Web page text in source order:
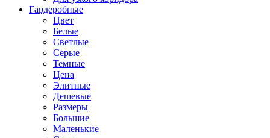
Гардеробные
Цвет
Белые
Светлые
Серые
Темные
Цена
Элитные
Дешевые
Размеры
Большие
Маленькие